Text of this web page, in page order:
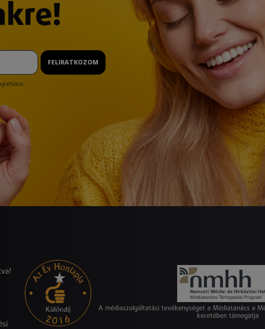
FELIRATKOZOM
A médiaszolgáltatási tevékenységet a Médiatanács a
keretében támogatja